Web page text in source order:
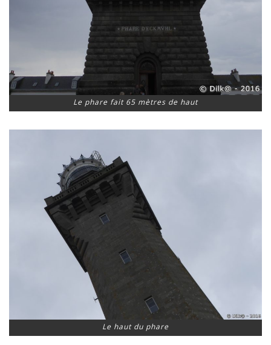
Le phare fait 65 mètres de haut
Le haut du phare